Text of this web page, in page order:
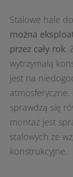
Stalowe hale
można
przez cały rok.
wytrzymałą
jest na
atmosferyczne.
sprawdzą się
montaż jest
stalowych ze
konstrukcyjne.